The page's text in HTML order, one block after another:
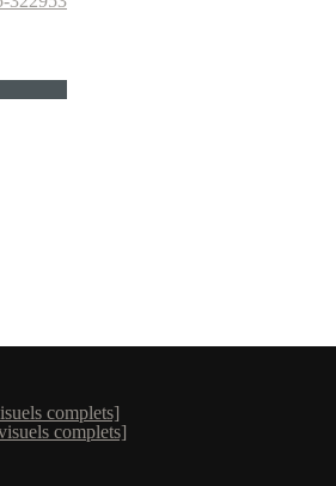
complets]
complets]